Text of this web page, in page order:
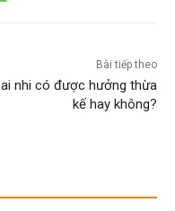
Bài tiếp theo
nhi có được hưởng thừa
kế hay không?